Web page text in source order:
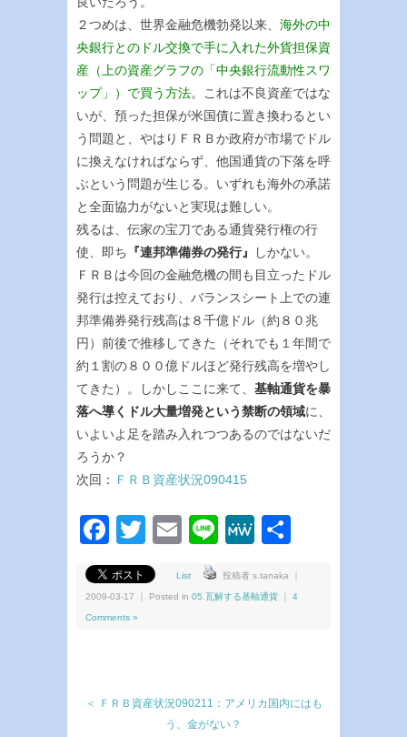
２つめは、世界金融危機勃発以来、 海外の中
央銀行とのドル交換で手に入れた外貨担保資
産（上の資産グラフの「中央銀行流動性スワ
ップ」）で買う方法。これは不良資産ではな
いが、預った担保が米国債に置き換わるとい
う問題と、やはりＦＲＢか政府が市場でドル
に換えなければならず、他国通貨の下落を呼
ぶという問題が生じる。いずれも海外の承諾
と全面協力がないと実現は難しい。
残るは、伝家の宝刀である通貨発行権の行
使、即ち 『連邦準備券の発行』
しかない。
ＦＲＢは今回の金融危機の間も目立ったドル
発行は控えており、バランスシート上での連
邦準備券発行残高は８千億ドル（約８０兆
円）前後で推移してきた（それでも１年間で
約１割の８００億ドルほど発行残高を増やし
てきた）。しかしここに来て、 基軸通貨を暴
落へ導くドル大量増発という禁断の領域に、
いよいよ足を踏み入れつつあるのではないだ
ろうか？
次回：
ＦＲＢ資産状況090415
Facebook
Twitter
EmailLineMeWe
List 投稿者 s.tanaka ｜
2009-03-17 ｜ Posted in 05.瓦解する基軸通貨 4
Comments »
＜ ＦＲＢ資産状況090211：アメリカ国内にはも
う、金がない？